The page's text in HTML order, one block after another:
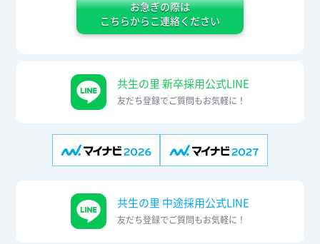
お急ぎの際は
こちらからこ連絡ください
共生の里 新卒採用公式LINE
友だち登録でご質問もお気軽に！
共生の里 中途採用公式LINE
友だち登録でご質問もお気軽に！